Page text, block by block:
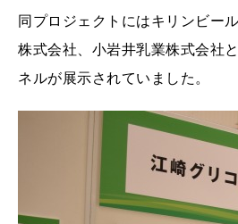
同プロジェクトにはキリンビー
株式会社、小岩井乳業株式会社
ネルが展示されていました。